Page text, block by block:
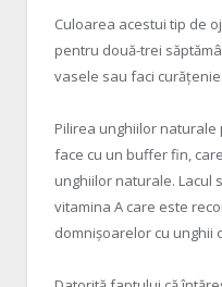
Culoarea acestui tip de
pentru două-trei
vasele sau faci curățenie.
Pilirea unghiilor
face cu un buffer fin,
unghiilor naturale. Lacul
vitamina A care este
domnișoarelor cu unghii